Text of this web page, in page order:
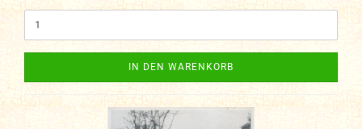
IN DEN WARENKORB